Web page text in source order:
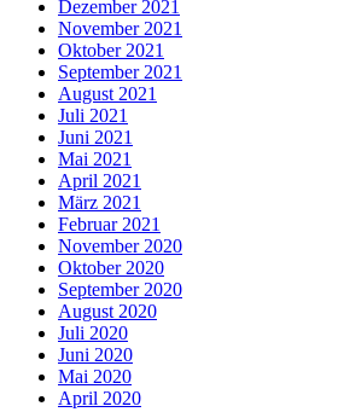
Dezember 2021
November 2021
Oktober 2021
September 2021
August 2021
Juli 2021
Juni 2021
Mai 2021
April 2021
März 2021
Februar 2021
November 2020
Oktober 2020
September 2020
August 2020
Juli 2020
Juni 2020
Mai 2020
April 2020